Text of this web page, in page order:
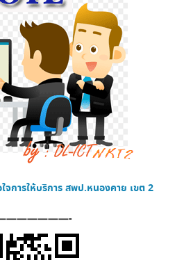
จการให้บริการสพป.หนองคาย เขต 2